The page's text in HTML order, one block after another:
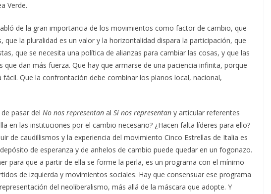
Verde.
de la gran importancia de los movimientos como factor de cambio, que
que la pluralidad es un valor y la horizontalidad dispara la participación, que
que se necesita una política de alianzas para cambiar las cosas, y que las
que dan más fuerza. Que hay que armarse de una paciencia infinita, porque
Que la confrontación debe combinar los planos local, nacional,
pasar del No nos representan al Sí nos representan y articular referentes
en las instituciones por el cambio necesario? ¿Hacen falta líderes para ello?
de caudillismos y la experiencia del movimiento Cinco Estrellas de Italia es
de esperanza y de anhelos de cambio puede quedar en un fogonazo.
para que a partir de ella se forme la perla, es un programa con el mínimo
de izquierda y movimientos sociales. Hay que consensuar ese programa
del neoliberalismo, más allá de la máscara que adopte. Y